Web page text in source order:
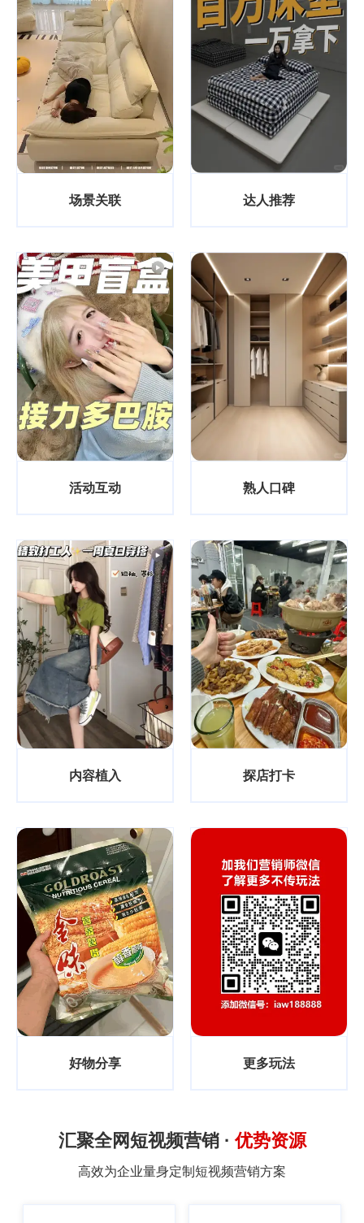
场景关联 达人推荐
活动互动 熟人口碑
内容植入 探店打卡
好物分享 更多玩法
汇聚全网短视频营销 ·优势资源
高效为企业量身定制短视频营销方案